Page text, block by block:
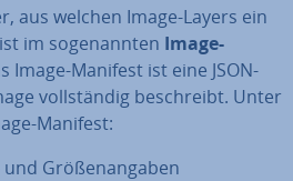
aus welchen Image-Layers ein
im so­ge­nann­ten Image-
Image-Manifest ist eine JSON-
voll­stän­dig be­schreibt. Unter
Manifest:
und Grö­ßen­an­ga­ben